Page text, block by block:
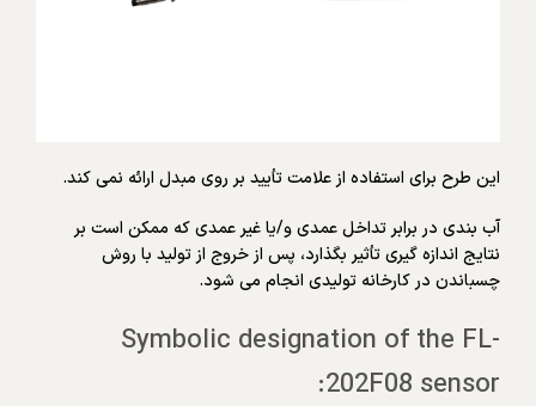
این طرح برای استفاده از علامت تأیید بر روی مبدل ارائه نمی کند.
آب بندی در برابر تداخل عمدی و/یا غیر عمدی که ممکن است بر
نتایج اندازه گیری تأثیر بگذارد، پس از خروج از تولید با روش
چسباندن در کارخانه تولیدی انجام می شود.
Symbolic designation of the FL-
202F08 sensor: